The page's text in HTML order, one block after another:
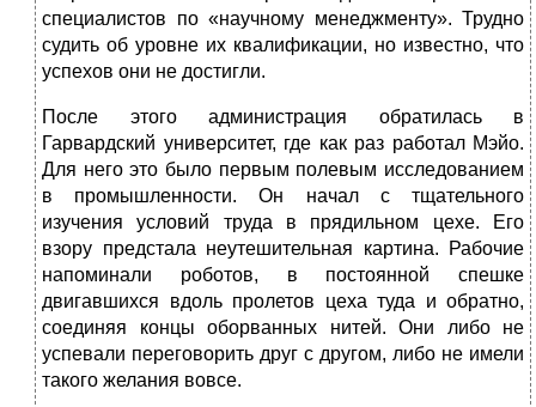
специалистов по «научному менеджменту». Труд­но
судить об уровне их квалификации, но известно, что
успехов они не достигли.
После этого администрация обратилась в
Гарвардский университет, где как раз работал Мэйо.
Для него это было первым полевым исследованием
в промышленности. Он начал с тщательного
изучения условий труда в прядильном цехе. Его
взору предстала неутешительная картина. Рабо­чие
напоминали роботов, в постоянной спешке
двигавших­ся вдоль пролетов цеха туда и обратно,
соединяя концы обо­рванных нитей. Они либо не
успевали переговорить друг с другом, либо не имели
такого желания вовсе.